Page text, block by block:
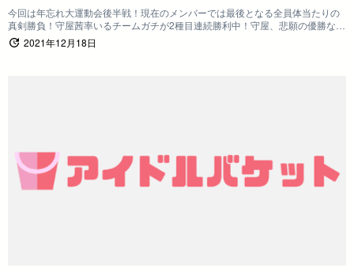
今回は年忘れ大運動会後半戦！現在のメンバーでは最後となる全員体当たりの
真剣勝負！守屋茜率いるチームガチが2種目連続勝利中！守屋、悲願の優勝なる
か！？2021年12月18日